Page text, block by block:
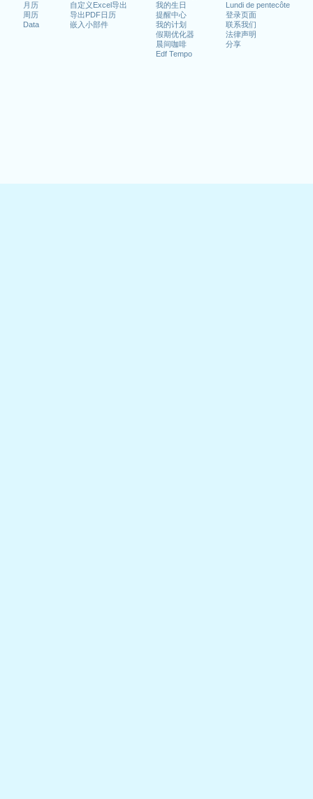
月历
周历
Data
自定义Excel导出
导出PDF日历
嵌入小部件
我的生日
提醒中心
我的计划
假期优化器
晨间咖啡
Edf Tempo
Lundi de pentecôte
登录页面
联系我们
法律声明
分享